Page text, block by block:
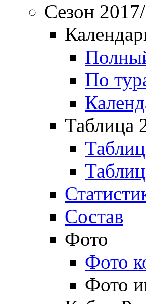
Сезон
По
Таблица
Состав
Фото
Фото
Фото